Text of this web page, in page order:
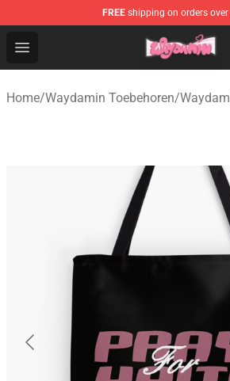
FREE shipping on orders
Open menu
Waydamin Store - Official
Home/Waydamin Toebehoren/